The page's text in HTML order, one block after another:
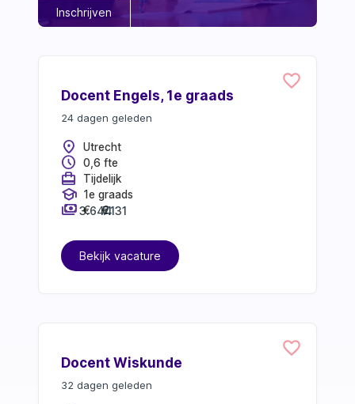
Inschrijven
Docent Engels, 1e graads
24 dagen geleden
location_on Utrecht
schedule 0,6 fte
card_travel Tijdelijk
school 1e graads
payments €
3.644
€
7.131
Bekijk vacature
Docent Wiskunde
32 dagen geleden